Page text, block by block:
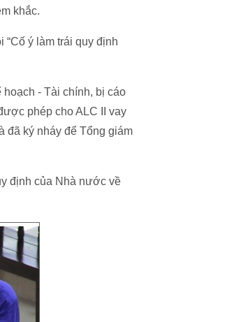
khắc.
ý làm trái quy định
- Tài chính, bị cáo
phép cho ALC II vay
đã ký nháy để Tổng giám
định của Nhà nước về